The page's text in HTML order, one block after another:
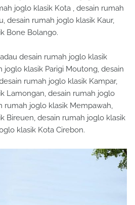
joglo klasik Kota , desain rumah
desain rumah joglo klasik Kaur,
Bone Bolango.
desain rumah joglo klasik
joglo klasik Parigi Moutong, desain
rumah joglo klasik Kampar,
Lamongan, desain rumah joglo
rumah joglo klasik Mempawah,
Bireuen, desain rumah joglo klasik
klasik Kota Cirebon.